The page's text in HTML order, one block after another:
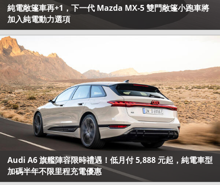
純電敞篷車再+1，下一代 Mazda MX-5 雙門敞篷小跑車將
加入純電動力選項
Audi A6 旗艦陣容限時禮遇！低月付 5,888 元起，純電車型
加碼半年不限里程充電優惠